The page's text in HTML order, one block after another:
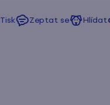
Tisk Zeptat se Hlídat